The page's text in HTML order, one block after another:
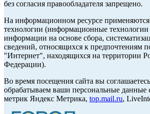
без согласия правообладателя запрещено.
На информационном ресурсе применяются
технологии (информационные технологии
информации на основе сбора,
сведений, относящихся к предпочтениям
"Интернет", находящихся на территории
Федерации).
Во время посещения сайта вы
обрабатываем ваши персональные данные
метрик Яндекс Метрика, top.mail.ru,